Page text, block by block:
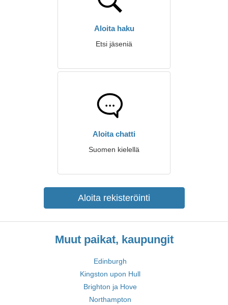
Aloita haku
Etsi jäseniä
Aloita chatti
Suomen kielellä
Aloita rekisteröinti
Muut paikat, kaupungit
Edinburgh
Kingston upon Hull
Brighton ja Hove
Northampton